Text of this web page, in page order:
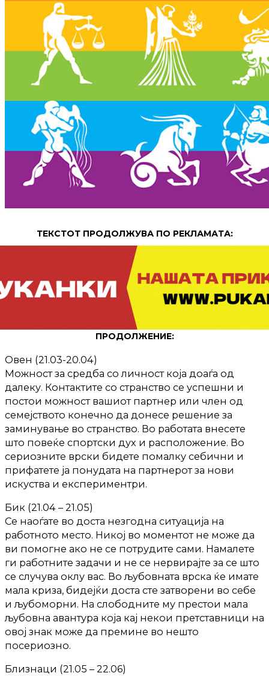
ТЕКСТОТ ПРОДОЛЖУВА ПО РЕКЛАМАТА:
ПРОДОЛЖЕНИЕ:
Овен (21.03-20.04)
Можност за средба со личност која доаѓа од
далеку. Контактите со странство се успешни и
постои можност вашиот партнер или член од
семејството конечно да донесе решение за
заминување во странство. Во работата внесете
што повеќе спортски дух и расположение. Во
сериозните врски бидете помалку себични и
прифатете ја понудата на партнерот за нови
искуства и експериментри.
Бик (21.04 – 21.05)
Се наоѓате во доста незгодна ситуација на
работното место. Никој во моментот не може да
ви помогне ако не се потрудите сами. Намалете
ги работните задачи и не се нервирајте за се што
се случува оклу вас. Во љубовната врска ќе имате
мала криза, бидејќи доста сте затворени во себе
и љубоморни. На слободните му престои мала
љубовна авантура која кај некои претставници на
овој знак може да премине во нешто
посериозно.
Близнаци (21.05 – 22.06)